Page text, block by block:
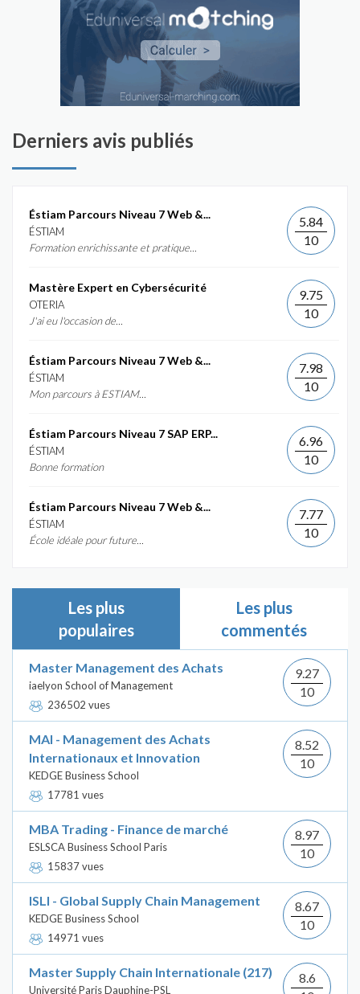
Derniers avis publiés
Éstiam Parcours Niveau 7 Web &...
ÉSTIAM
Formation enrichissante et pratique...
5.84
10
Mastère Expert en Cybersécurité
OTERIA
J'ai eu l'occasion de...
9.75
10
Éstiam Parcours Niveau 7 Web &...
ÉSTIAM
Mon parcours à ESTIAM...
7.98
10
Éstiam Parcours Niveau 7 SAP ERP...
ÉSTIAM
Bonne formation
6.96
10
Éstiam Parcours Niveau 7 Web &...
ÉSTIAM
École idéale pour future...
7.77
10
Les plus
populaires
Les plus
commentés
Master Management des Achats
iaelyon School of Management
236502 vues
9.27
10
MAI - Management des Achats
Internationaux et Innovation
KEDGE Business School
17781 vues
8.52
10
MBA Trading - Finance de marché
ESLSCA Business School Paris
15837 vues
8.97
10
ISLI - Global Supply Chain Management
KEDGE Business School
14971 vues
8.67
10
Master Supply Chain Internationale (217)
Université Paris Dauphine-PSL
8.6